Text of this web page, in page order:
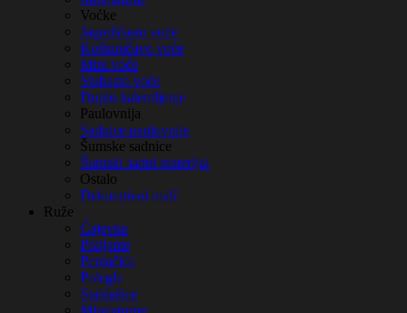
Voćke
Jagodičasto voće
Koštuničavo voće
Mini voće
Stubasto voće
Duplo kalemljenje
Paulovnija
Sadnice paulovnije
Šumske sadnice
Šumski sadni materijal
Ostalo
Dekorativni malč
Ruže
Čajevke
Polijante
Penjačice
Polegle
Stablašice
Minijaturne